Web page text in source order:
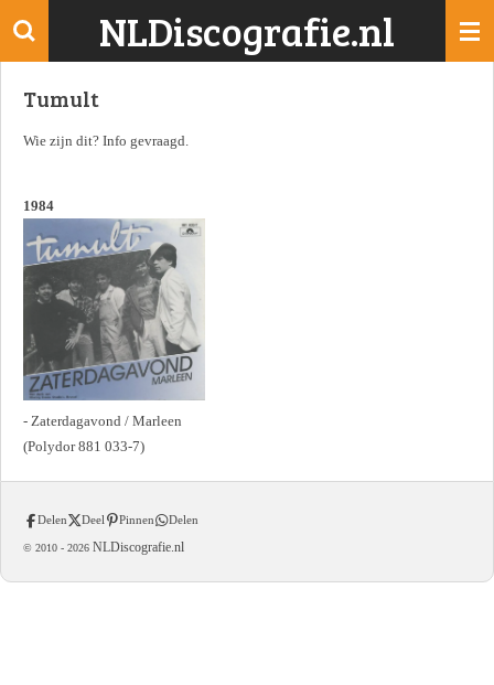
Ga
de
NLDiscografie.nl
Tumult
Wie zijn dit? Info gevraagd.
1984
- Zaterdagavond / Marleen
(Polydor 881 033-7)
Delen Deel Pinnen Delen
© 2010 - 2026 NLDiscografie.nl